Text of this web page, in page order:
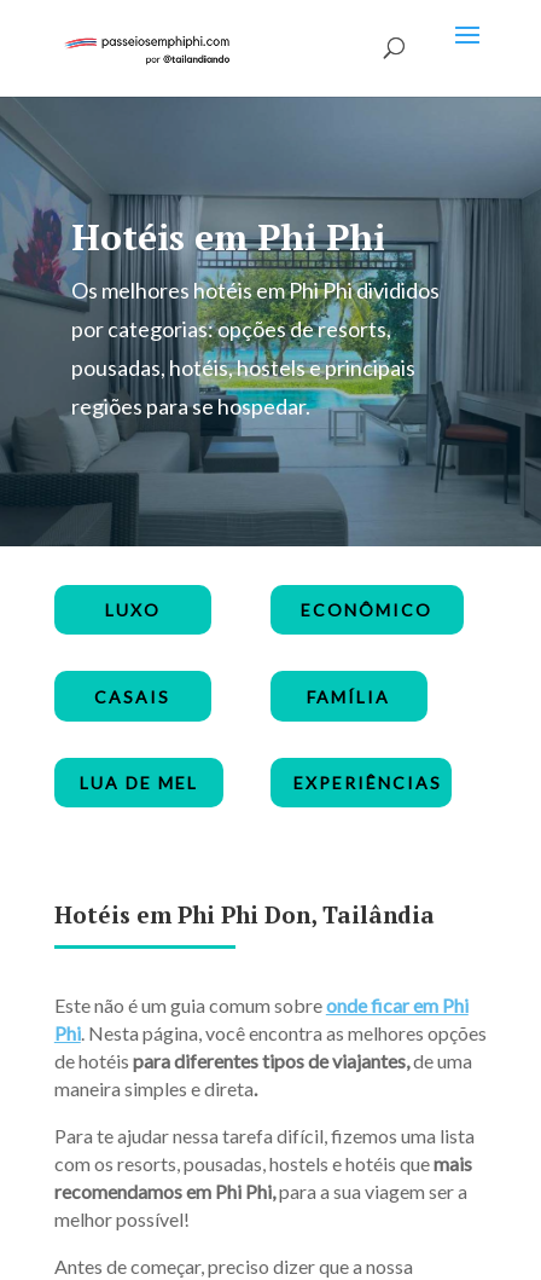
Hotéis em Phi Phi
Os melhores hotéis em Phi Phi divididos
por categorias: opções de resorts,
pousadas, hotéis, hostels e principais
regiões para se hospedar.
LUXO ECONÔMICO
CASAIS FAMÍLIA
LUA DE MEL EXPERIÊNCIAS
Hotéis em Phi Phi Don, Tailândia
Este não é um guia comum sobreonde ficar em Phi
Phi. Nesta página, você encontra as melhores opções
de hotéis para diferentes tipos de viajantes,de uma
maneira simples e direta.
Para te ajudar nessa tarefa difícil, fizemos uma lista
com os resorts, pousadas, hostels e hotéis quemais
recomendamos em Phi Phi,para a sua viagem ser a
melhor possível!
Antes de começar, preciso dizer que a nossa